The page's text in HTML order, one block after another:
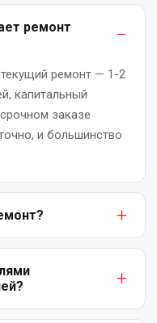
ремонт
ремонт — 1-2
капитальный
заказе
и большинство
письменную
ремонт до 12
и перемотку.
дефекты и ошибки
любых